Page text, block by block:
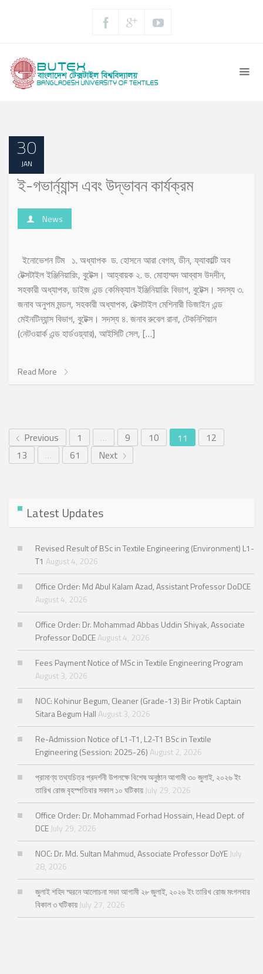
30
JAN
ই-গভার্ন্যান্স এবং উদ্ভাবন কার্যক্রম
News
ইনোভেশন টিম ১. অধ্যাপক ড. হোসনে আরা বেগম, ডীন, ফ্যাকাল্টি অব
টেক্সটাইল ইঞ্জিনিয়ারিং, বুটেক্স। আহ্বায়ক ২. ড. মোহাম্মদ আব্বাস উদদীন,
সহকারী অধ্যাপক, ডাইজ এন্ড কেমিক্যাল ইঞ্জিনিয়ারিং বিভাগ, বুটেক্স। সদস্য ৩.
জনাব অনুপম মন্ডল, সহকারী অধ্যাপক, টেক্সটাইল মেশিনারী ডিজাইন এন্ড
মেইনটিন্যান্স বিভাগ, বুটেক্স। সদস্য ৪. জনাব রুবেল রানা, টেকনিশিয়ান
(নেটওয়ার্ক এন্ড হার্ডওয়্যার), আইসিটি সেল, […]
Read More
Previous 1 … 9 10 11
12
13
… 61 Next
Latest Updates
Revised Result of BSc in Textile Engineering (Environment) L1-
T1 August 4, 2026
Office Order: Md Abul Kalam Azad, Assistant Professor DoDCE
August 4, 2026
Office Order: Dr. Mohammad Abbas Uddin Shiyak, Associate
Professor DoDCEAugust 4, 2026
Fees Payment Notice of MSc in Textile Engineering Program
August 3, 2026
NOC: Kohinur Begum, Cleaner (Grade-13) Bir Protik Captain
Sitara Begum HallAugust 3, 2026
Re-Admission Notice of L1-T1, L2-T1 BSc in Textile
Engineering (Session: 2025-26)August 2, 2026
প্রামাণ্য তথ্যচিত্র প্রদর্শনী উপলক্ষে বিশেষ অনুষ্ঠান আগামী ৩০ জুলাই, ২০২৬ ইং
তারিখ রোজ বৃহস্পতিবার সকাল ১০ ঘটিকায় July 29, 2026
Office Order: Dr. Mohammad Forhad Hossain, Head Dept. of
DCE July 29, 2026
NOC: Dr. Md. Sultan Mahmud, Associate Professor DoYE July
28, 2026
জুলাই শহিদ স্মরনে আলোচনা সভা আগামী ২৮ জুলাই, ২০২৬ ইং তারিখ রোজ মংগলবার
বিকাল ৩ ঘটিকায় July 27, 2026